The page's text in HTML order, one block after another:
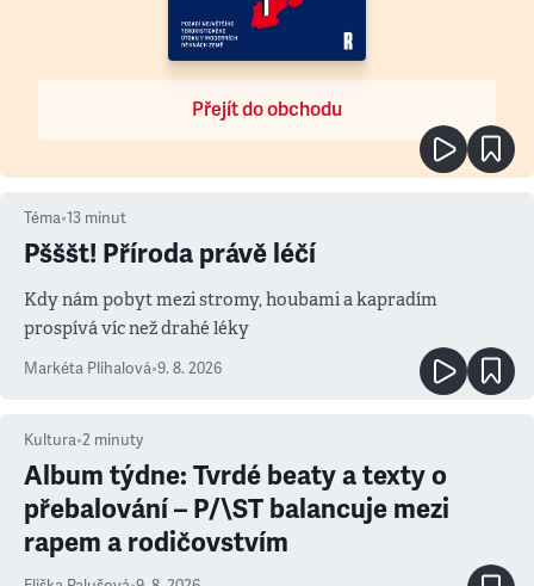
Přejít do obchodu
Téma•13 minut
Pšššt! Příroda právě léčí
Kdy nám pobyt mezi stromy, houbami a kapradím
prospívá víc než drahé léky
Markéta Plíhalová•9. 8. 2026
Kultura•2 minuty
Album týdne: Tvrdé beaty a texty o
přebalování – P/\ST balancuje mezi
rapem a rodičovstvím